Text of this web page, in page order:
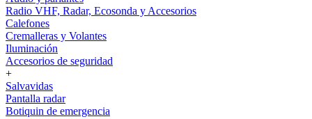
Radio VHF, Radar, Ecosonda y Accesorios
Calefones
Cremalleras y Volantes
Iluminación
Accesorios de seguridad
+
Salvavidas
Pantalla radar
Botiquin de emergencia